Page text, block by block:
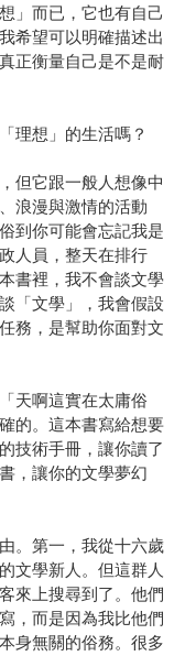
」而已，它也有自己
希望可以明確描述出
正衡量自己是不是耐
理想」的生活嗎？
但它跟一般人想像中
浪漫與激情的活動
到你可能會忘記我是
人員，整天在排行
書裡，我不會談文學
「文學」，我會假設
務，是幫助你面對文
天啊這實在太庸俗
的。這本書寫給想要
技術手冊，讓你讀了
，讓你的文學夢幻
。第一，我從十六歲
文學新人。但這群人
來上搜尋到了。他們
，而是因為我比他們
身無關的俗務。很多